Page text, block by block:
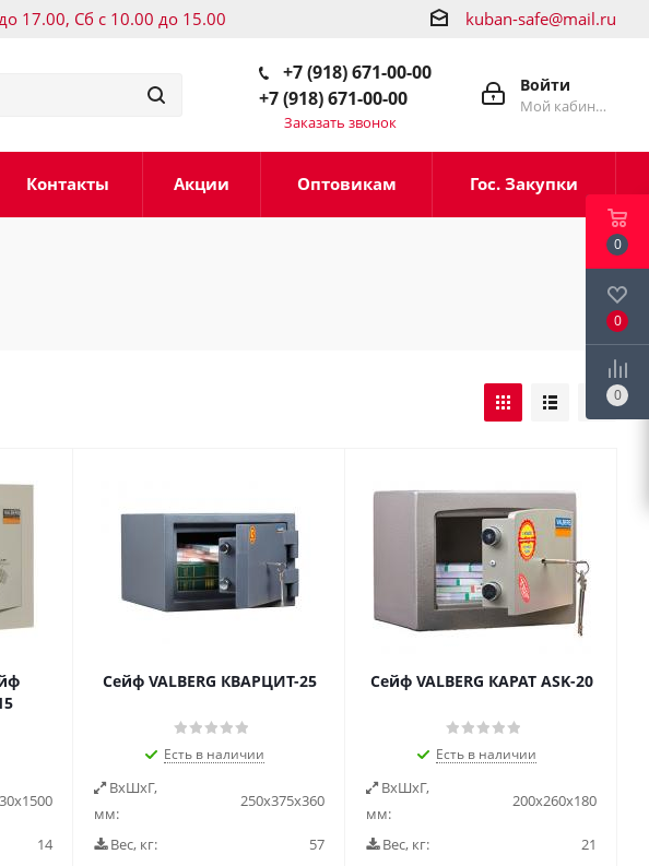
17.00, Сб с 10.00 до 15.00 kuban-safe@mail.ru
Войти
Мой кабинет
+7 (918) 671-00-00
+7 (918) 671-00-00
Заказать звонок
Контакты Акции Оптовикам Гос. Закупки
14
Сейф VALBERG КВАРЦИТ-25
Есть в наличии
ВxШxГ,
мм:
250х375х360
Вес, кг: 57
Сейф VALBERG КАРАТ ASK-20
Есть в наличии
ВxШxГ,
мм:
200х260х180
Вес, кг: 21
0
0
0